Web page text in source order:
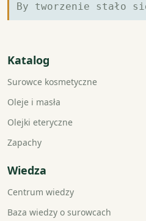
By tworzenie stało
Katalog
Surowce kosmetyczne
Oleje i masła
Olejki eteryczne
Zapachy
Wiedza
Centrum wiedzy
Baza wiedzy o surowcach